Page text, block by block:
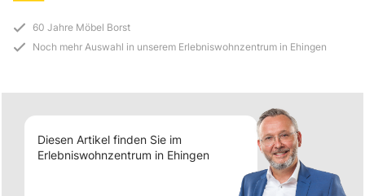
60 Jahre Möbel Borst
Noch mehr Auswahl in unserem Erlebniswohnzentrum in Ehingen
Diesen Artikel finden Sie im
Erlebniswohnzentrum in Ehingen